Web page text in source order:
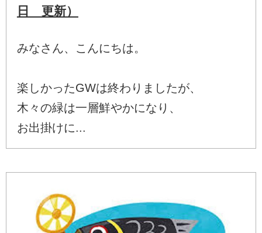
日 更新）
みなさん、こんにちは。
楽しかったGWは終わりましたが、
木々の緑は一層鮮やかになり、
お出掛けに...